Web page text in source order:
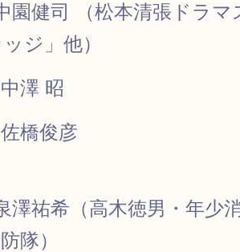
園健司 （松本清張ドラ
ジ」他）
澤 昭
橋俊彦
澤祐希（高木徳男・年少
隊）